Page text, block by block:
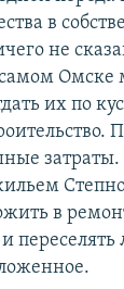
в
не
Омске
их по
затраты.
в